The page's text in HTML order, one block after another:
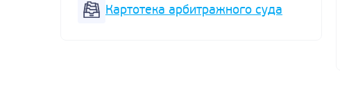
Картотека арбитражного суда